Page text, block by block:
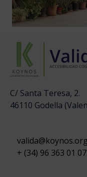
C/ Santa Teresa, 2.
46110 Godella
valida@koynos.org
+ (34) 96 363 01 07